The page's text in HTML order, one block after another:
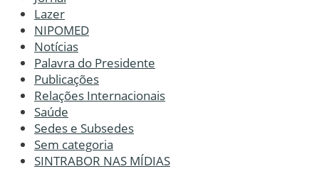
Lazer
NIPOMED
Notícias
Palavra do Presidente
Publicações
Relações Internacionais
Saúde
Sedes e Subsedes
Sem categoria
SINTRABOR NAS MÍDIAS